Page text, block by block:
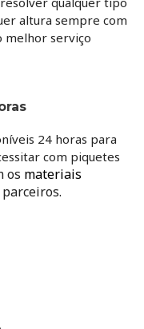
altura sempre com
melhor serviço
24 horas para
com piquetes
os materiais